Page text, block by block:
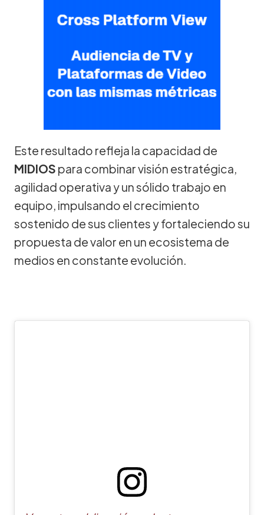
Este resultado refleja la capacidad de
MIDIOS para combinar visión estratégica,
agilidad operativa y un sólido trabajo en
equipo, impulsando el crecimiento
sostenido de sus clientes y fortaleciendo su
propuesta de valor en un ecosistema de
medios en constante evolución.